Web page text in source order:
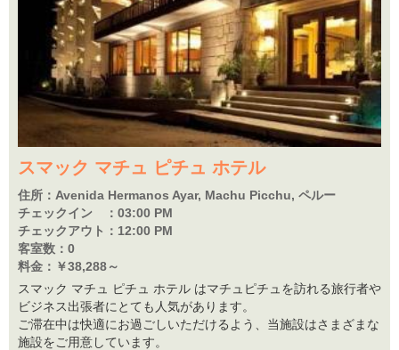
スマック マチュ ピチュ ホテル
住所： Avenida Hermanos Ayar, Machu Picchu, ペルー
チェックイン ： 03:00 PM
チェックアウト： 12:00 PM
客室数： 0
料金： ￥38,288～
スマック マチュ ピチュ ホテル はマチュピチュを訪れる旅行者や
ビジネス出張者にとても人気があります。
ご滞在中は快適にお過ごしいただけるよう、当施設はさまざまな
施設をご用意しています。